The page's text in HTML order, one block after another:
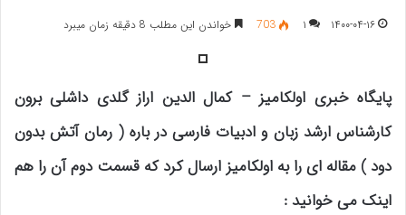
۱۴۰۰-۰۴-۱۶ ۱ 703 خواندن این مطلب 8 دقیقه زمان میبرد
پایگاه خبری اولکامیز – کمال الدین اراز گلدی داشلی برون
کارشناس ارشد زبان و ادبیات فارسی در باره ( رمان آتش بدون
دود ) مقاله ای را به اولکامیز ارسال کرد که قسمت دوم آن را هم
اینک می خوانید :